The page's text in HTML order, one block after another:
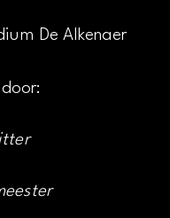
De Alkenaer